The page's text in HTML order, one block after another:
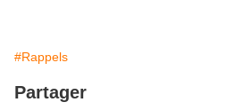
#Rappels
Partager